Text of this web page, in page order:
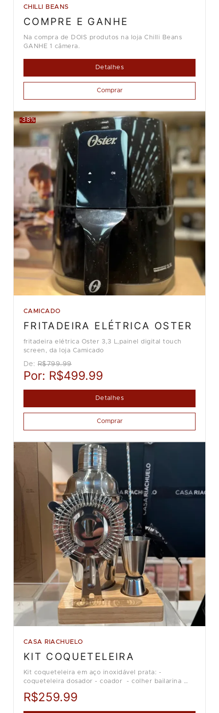
CHILLI BEANS
COMPRE E GANHE
Na compra de DOIS produtos na loja Chilli Beans
GANHE 1 câmera.
Detalhes
Comprar
-38%
CAMICADO
FRITADEIRA ELÉTRICA OSTER
fritadeira elétrica Oster 3,3 L,painel digital touch
screen, da loja Camicado
De: R$799.99
Por: R$499.99
Detalhes
Comprar
CASA RIACHUELO
KIT COQUETELEIRA
Kit coqueteleira em aço inoxidável prata: -
coqueteleira dosador - coador - colher bailarina
Loja Casa Riachuelo.
R$259.99